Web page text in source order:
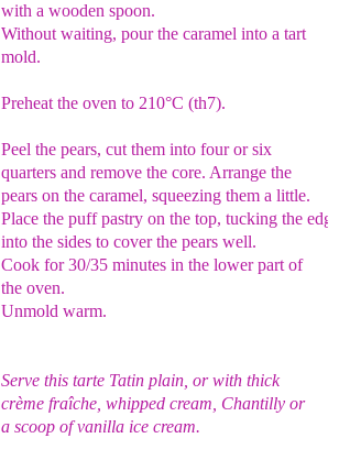
with a wooden spoon.
Without waiting, pour the caramel into a tart
mold.
Preheat the oven to 210°C (th7).
Peel the pears, cut them into four or six
quarters and remove the core. Arrange the
pears on the caramel, squeezing them a little.
Place the puff pastry on the top, tucking the edges
into the sides to cover the pears well.
Cook for 30/35 minutes in the lower part of
the oven.
Unmold warm.
Serve this tarte Tatin plain, or with thick
crème fraîche, whipped cream, Chantilly or
a scoop of vanilla ice cream.